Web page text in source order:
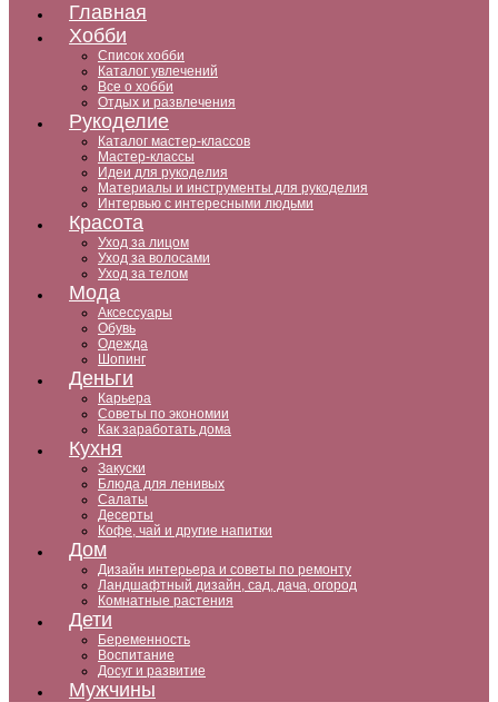
Главная
Хобби
Список хобби
Каталог увлечений
Все о хобби
Отдых и развлечения
Рукоделие
Каталог мастер-классов
Мастер-классы
Идеи для рукоделия
Материалы и инструменты для рукоделия
Интервью с интересными людьми
Красота
Уход за лицом
Уход за волосами
Уход за телом
Мода
Аксессуары
Обувь
Одежда
Шопинг
Деньги
Карьера
Советы по экономии
Как заработать дома
Кухня
Закуски
Блюда для ленивых
Салаты
Десерты
Кофе, чай и другие напитки
Дом
Дизайн интерьера и советы по ремонту
Ландшафтный дизайн, сад, дача, огород
Комнатные растения
Дети
Беременность
Воспитание
Досуг и развитие
Мужчины